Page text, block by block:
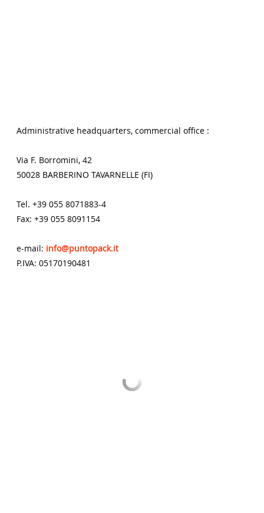
Administrative headquarters, commercial office :
Via F. Borromini, 42
50028 BARBERINO TAVARNELLE (FI)
Tel. +39 055 8071883-4
Fax: +39 055 8091154
e-mail: info@puntopack.it
P.IVA: 05170190481